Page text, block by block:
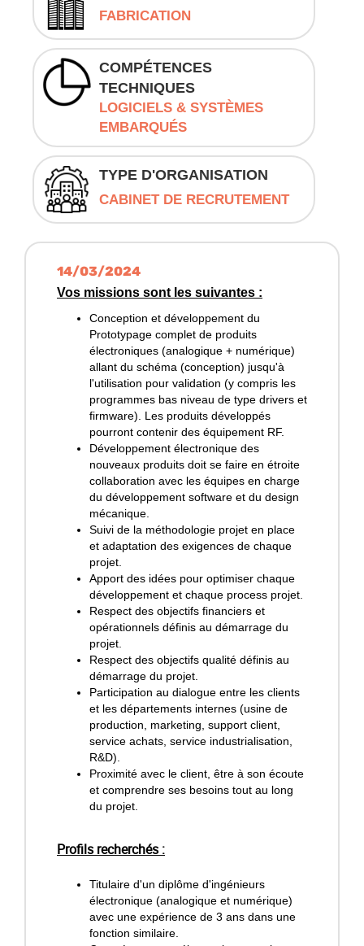
FABRICATION
COMPÉTENCES
TECHNIQUES
LOGICIELS & SYSTÈMES
EMBARQUÉS
TYPE D'ORGANISATION
CABINET DE RECRUTEMENT
14/03/2024
Vos missions sont les suivantes :
Conception et développement du
Prototypage complet de produits
électroniques (analogique + numérique)
allant du schéma (conception) jusqu'à
l'utilisation pour validation (y compris les
programmes bas niveau de type drivers et
firmware). Les produits développés
pourront contenir des équipement RF.
Développement électronique des
nouveaux produits doit se faire en étroite
collaboration avec les équipes en charge
du développement software et du design
mécanique.
Suivi de la méthodologie projet en place
et adaptation des exigences de chaque
projet.
Apport des idées pour optimiser chaque
développement et chaque process projet.
Respect des objectifs financiers et
opérationnels définis au démarrage du
projet.
Respect des objectifs qualité définis au
démarrage du projet.
Participation au dialogue entre les clients
et les départements internes (usine de
production, marketing, support client,
service achats, service industrialisation,
R&D).
Proximité avec le client, être à son écoute
et comprendre ses besoins tout au long
du projet.
Profils recherchés :
Titulaire d'un diplôme d'ingénieurs
électronique (analogique et numérique)
avec une expérience de 3 ans dans une
fonction similaire.